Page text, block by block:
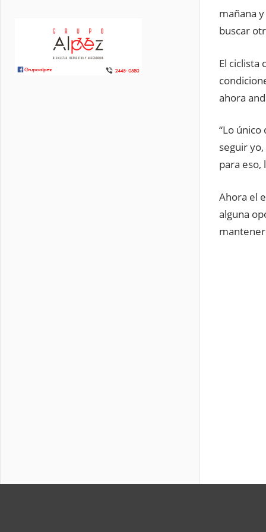
mañana
buscar
El ciclista
ahora
“Lo
seguir
para eso,
Ahora el
alguna